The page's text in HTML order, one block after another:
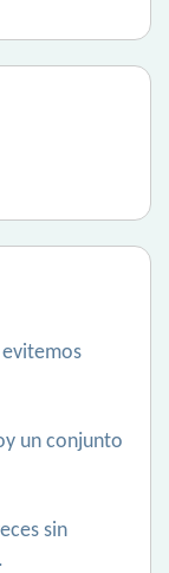
un conjunto
sin